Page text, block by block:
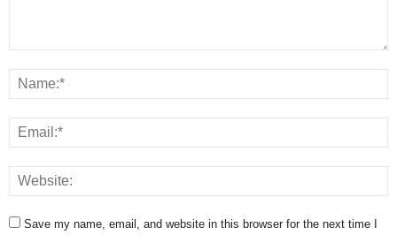
Save my name, email, and website in this browser for the next time I